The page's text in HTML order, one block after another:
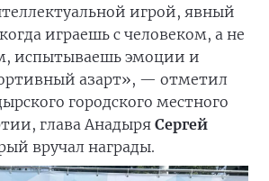
игрой, явный
играешь с человеком, а не
испытываешь эмоции и
азарт», — отметил
городского местного
глава Анадыря Сергей
вручал награды.